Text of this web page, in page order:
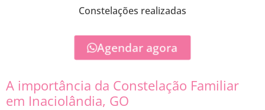
Constelações realizadas
Agendar agora
A importância da Constelação Familiar
em Inaciolândia, GO